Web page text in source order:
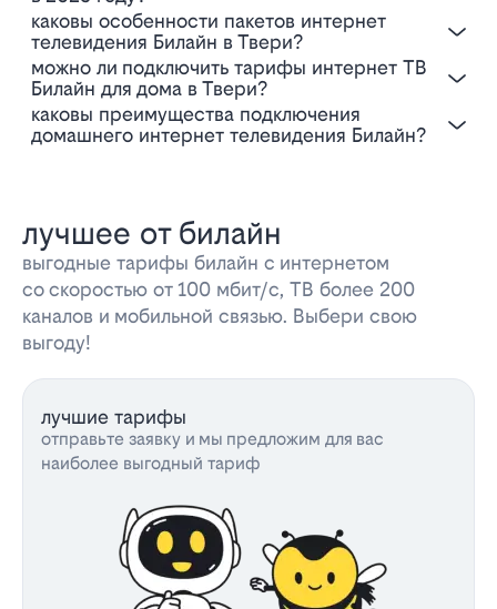
Каковы особенности пакетов интернет
телевидения Билайн в Твери?
Можно ли подключить тарифы интернет ТВ
Билайн для дома в Твери?
Каковы преимущества подключения
домашнего интернет телевидения Билайн?
лучшее от билайн
выгодные тарифы билайн с интернетом
со скоростью от 100 мбит/с, ТВ более 200
каналов и мобильной связью. Выбери свою
выгоду!
лучшие тарифы
отправьте заявку и мы предложим для вас
наиболее выгодный тариф